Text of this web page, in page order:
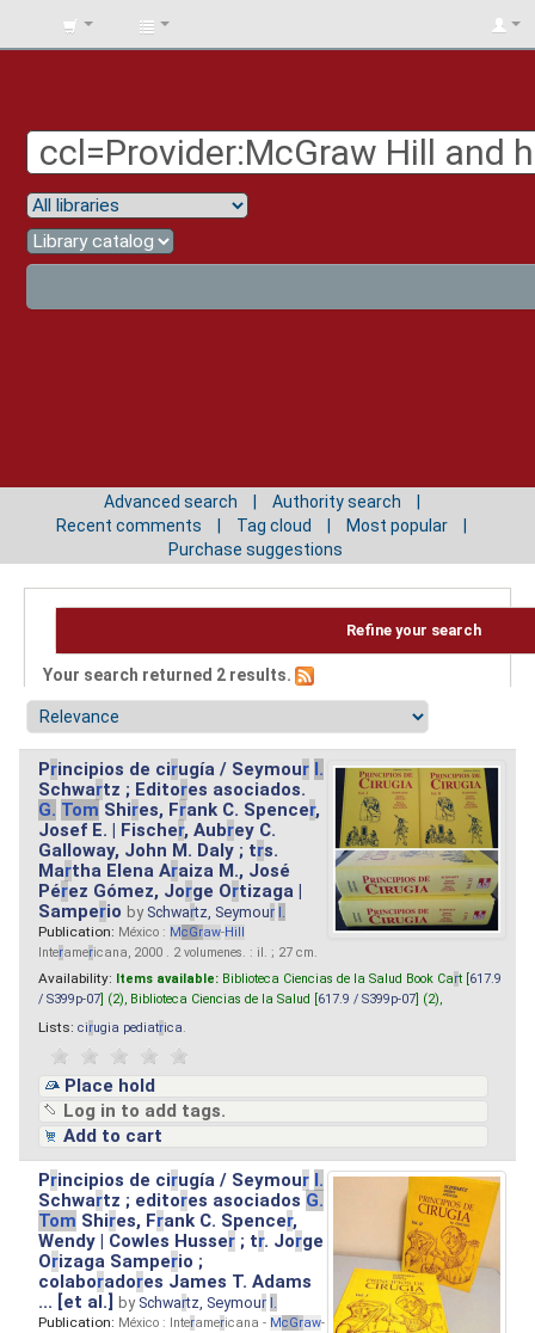
BIBLIOTECA
Advanced search
Authority search
Recent comments
Tag cloud
Most popular
Purchase suggestions
Refine your search
Your search returned 2 results.
Principios de cirugía / Seymour I.
Schwartz ; Editores asociados.
G. Tom Shires, Frank C. Spencer,
Josef E. | Fischer, Aubrey C.
Galloway, John M. Daly ; trs.
Martha Elena Araiza M., José
Pérez Gómez, Jorge Ortizaga |
Samperio by Schwartz, Seymour I.
Publication: México : McGraw-Hill
Interamericana, 2000 . 2 volumenes. : il. ; 27 cm.
Availability: Items available: Biblioteca Ciencias de la Salud Book Cart [ 617.9
/ S399p-07 ] (2), Biblioteca Ciencias de la Salud [ 617.9 / S399p-07 ] (2),
Lists: cirugia pediatrica
Place hold
Log in to add tags.
Add to cart
Principios de cirugía / Seymour I.
Schwartz ; editores asociados G.
Tom Shires, Frank C. Spencer,
Wendy | Cowles Husser ; tr. Jorge
Orizaga Samperio ;
colaboradores James T. Adams
... [et al.]by Schwartz, Seymour I.
Publication: México : Interamericana - McGraw-